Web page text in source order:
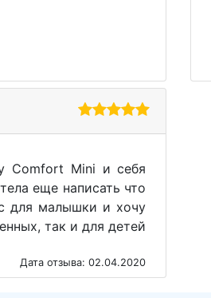
Comfort Mini и себя
еще написать что
для малышки и хочу
так и для детей
Дата отзыва: 02.04.2020